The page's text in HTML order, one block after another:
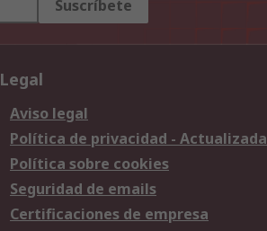
Suscríbete
Legal
Aviso legal
Política de privacidad - Actualizada
Política sobre cookies
Seguridad de emails
Certificaciones de empresa